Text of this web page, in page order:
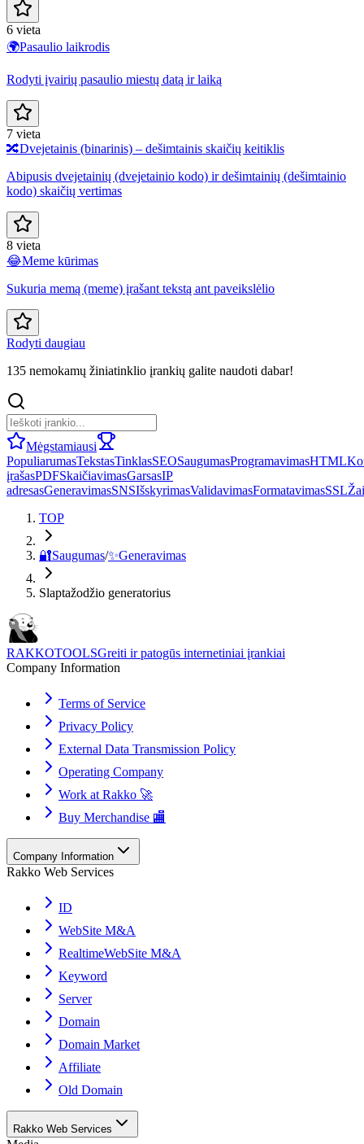
6 vieta
🌍Pasaulio laikrodis
Rodyti įvairių pasaulio miestų datą ir laiką
7 vieta
🔀Dvejetainis (binarinis) – dešimtainis skaičių keitiklis
Abipusis dvejetainių (dvejetainio kodo) ir dešimtainių (dešimtainio
kodo) skaičių vertimas
8 vieta
😂Meme kūrimas
Sukuria memą (meme) įrašant tekstą ant paveikslėlio
Rodyti daugiau
135 nemokamų žiniatinklio įrankių galite naudoti dabar!
Mėgstamiausi
PopuliarumasTekstasTinklasSEOSaugumasProgramavimasHTML
įrašasPDFSkaičiavimasGarsasIP
adresasGeneravimasSNSIšskyrimasValidavimasFormatavimasSSL
TOP
🔐Saugumas/✨Generavimas
Slaptažodžio generatorius
RAKKOTOOLSGreiti ir patogūs internetiniai įrankiai
Company Information
Terms of Service
Privacy Policy
External Data Transmission Policy
Operating Company
Work at Rakko 🚀
Buy Merchandise 🏬
Company Information
Rakko Web Services
ID
WebSite M&A
RealtimeWebSite M&A
Keyword
Server
Domain
Domain Market
Affiliate
Old Domain
Rakko Web Services